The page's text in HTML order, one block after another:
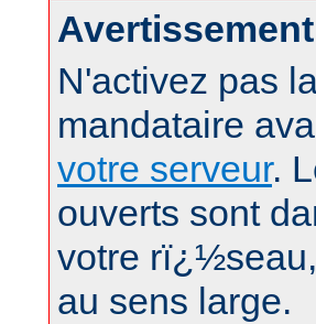
Avertissement
N'activez pas
mandataire
votre serveur.
ouverts sont
votre
au sens large.